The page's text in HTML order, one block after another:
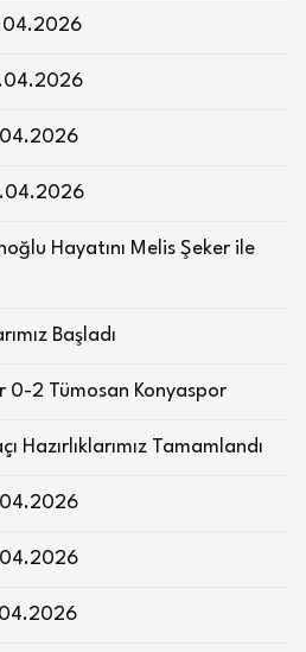
Hayatını Melis Şeker ile
Başladı
0-2 Tümosan Konyaspor
Hazırlıklarımız Tamamlandı